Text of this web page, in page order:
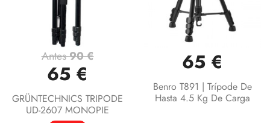
Antes90 €
65 €
GRÜNTECHNICS TRIPODE
UD-2607 MONOPIE
65 €
Benro T891 | Trípode De
Hasta 4.5 Kg De Carga